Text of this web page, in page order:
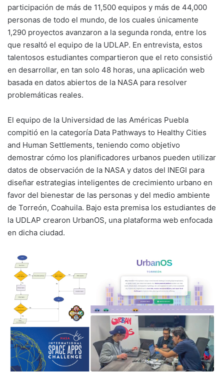
participación de más de 11,500 equipos y más de 44,000
personas de todo el mundo, de los cuales únicamente
1,290 proyectos avanzaron a la segunda ronda, entre los
que resaltó el equipo de la UDLAP. En entrevista, estos
talentosos estudiantes compartieron que el reto consistió
en desarrollar, en tan solo 48 horas, una aplicación web
basada en datos abiertos de la NASA para resolver
problemáticas reales.
El equipo de la Universidad de las Américas Puebla
compitió en la categoría Data Pathways to Healthy Cities
and Human Settlements, teniendo como objetivo
demostrar cómo los planificadores urbanos pueden utilizar
datos de observación de la NASA y datos del INEGI para
diseñar estrategias inteligentes de crecimiento urbano en
favor del bienestar de las personas y del medio ambiente
de Torreón, Coahuila. Bajo esta premisa los estudiantes de
la UDLAP crearon UrbanOS, una plataforma web enfocada
en dicha ciudad.